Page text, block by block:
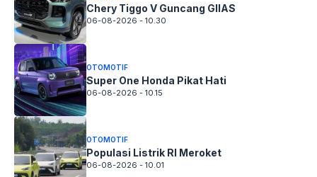
Chery Tiggo V Guncang GIIAS
06-08-2026 - 10.30
OTOMOTIF
Super One Honda Pikat Hati
06-08-2026 - 10.15
OTOMOTIF
Populasi Listrik RI Meroket
06-08-2026 - 10.01